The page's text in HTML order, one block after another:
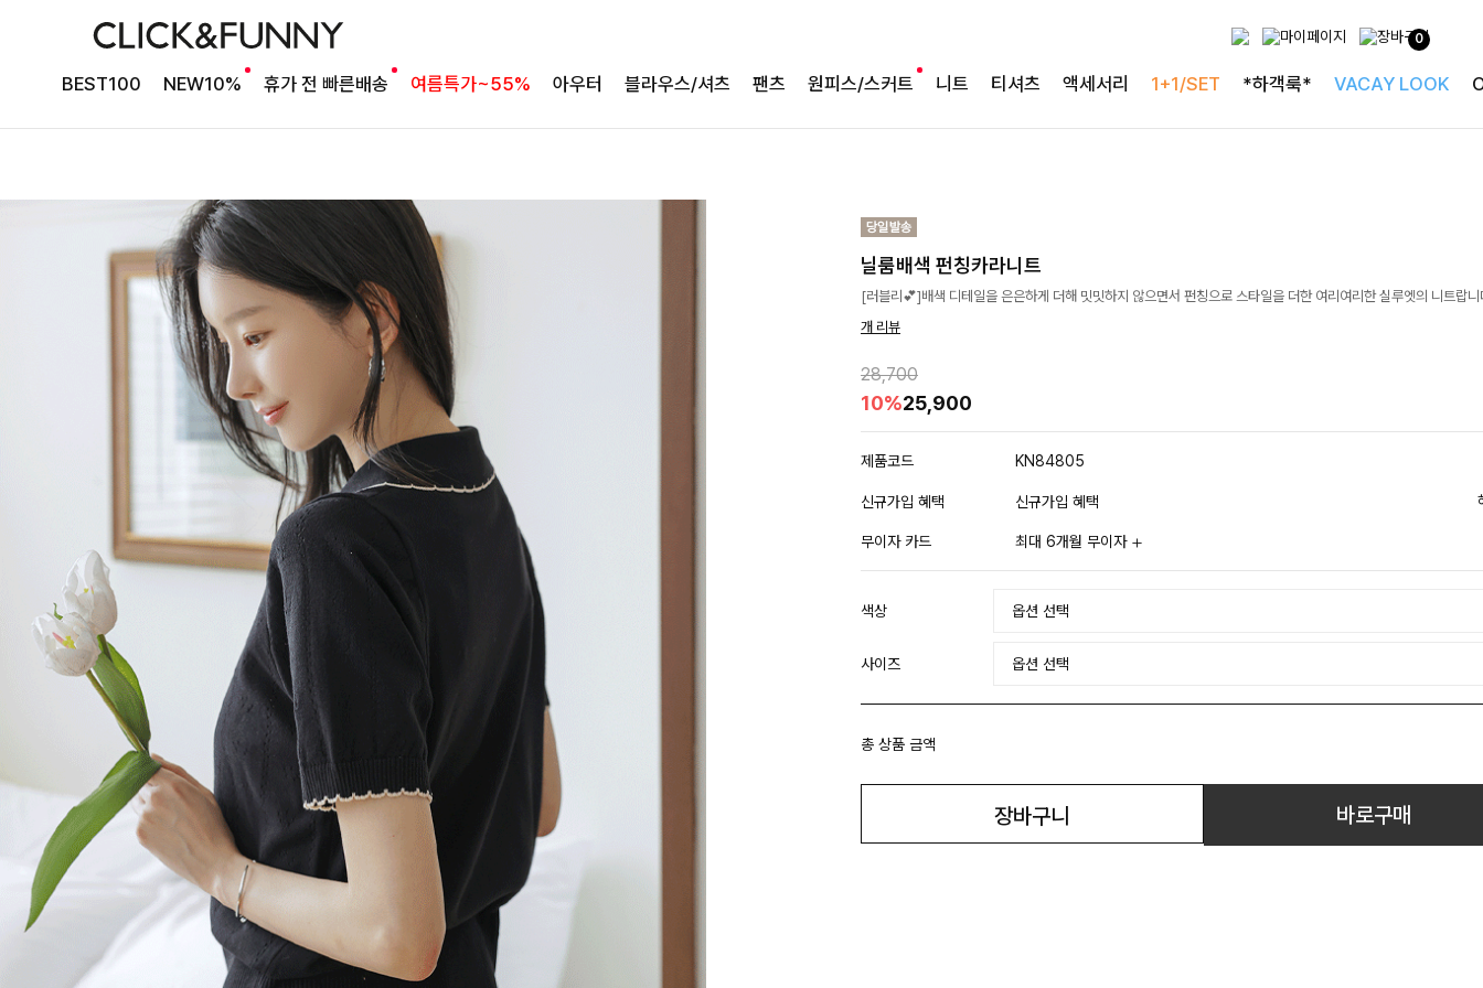
0
BEST100 NEW10% 휴가 전 빠른배송 여름특가~55% 아우터 블라우스/셔츠 팬츠 원피스/스커트 니트 티셔츠 액세서리 1+1/SET *하객룩* VACAY LOOK
닐룸배색 펀칭카라니트
[러블리💕]배색 디테일을 은은하게 더해 밋밋하지 않으면서 펀칭으로 스타일을 더한 여리여리한 실루엣의 니트랍니
개 리뷰
28,700
10%25,900
제품코드 KN84805
신규가입 혜택 신규가입 혜택
무이자 카드 최대 6개월 무이자
색상
사이즈
총 상품 금액
장바구니 바로구매